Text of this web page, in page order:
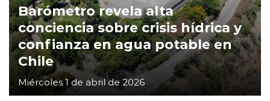
Barómetro revela alta
conciencia sobre crisis hídrica y
confianza en agua potable en
Chile
Miércoles 1 de abril de 2026